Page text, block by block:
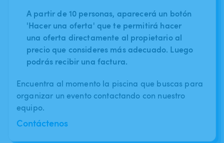
A partir de 10 personas, aparecerá un botón
'Hacer una oferta' que te permitirá hacer
una oferta directamente al propietario al
precio que consideres más adecuado. Luego
podrás recibir una factura.
Encuentra al momento la piscina que buscas para
organizar un evento contactando con nuestro
equipo.
Contáctenos